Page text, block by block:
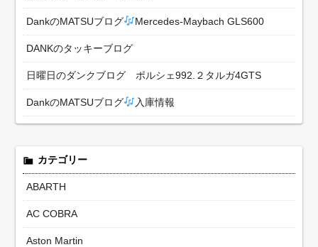
DankのMATSUブログ Mercedes-Maybach GLS600
DANKのタッキーブログ
日曜日のダンクブログ ポルシェ992.２タルガ4GTS
DankのMATSUブログ 入庫情報
カテゴリー
ABARTH
AC COBRA
Aston Martin